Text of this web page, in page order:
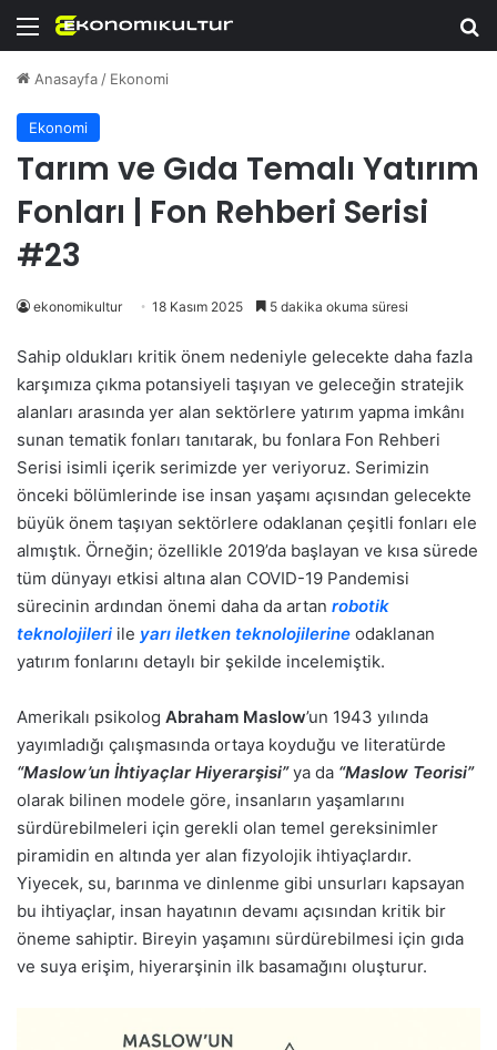
Menü
Anasayfa/ Ekonomi
Ekonomi
Tarım ve Gıda Temalı Yatırım
Fonları | Fon Rehberi Serisi
#23
ekonomikultur 18 Kasım 2025 5 dakika okuma süresi
Sahip oldukları kritik önem nedeniyle gelecekte daha fazla
karşımıza çıkma potansiyeli taşıyan ve geleceğin stratejik
alanları arasında yer alan sektörlere yatırım yapma imkânı
sunan tematik fonları tanıtarak, bu fonlara Fon Rehberi
Serisi isimli içerik serimizde yer veriyoruz. Serimizin
önceki bölümlerinde ise insan yaşamı açısından gelecekte
büyük önem taşıyan sektörlere odaklanan çeşitli fonları ele
almıştık. Örneğin; özellikle 2019’da başlayan ve kısa sürede
tüm dünyayı etkisi altına alan COVID-19 Pandemisi
sürecinin ardından önemi daha da artan robotik
teknolojileri ile yarı iletken teknolojilerine odaklanan
yatırım fonlarını detaylı bir şekilde incelemiştik.
Amerikalı psikolog Abraham Maslow’un 1943 yılında
yayımladığı çalışmasında ortaya koyduğu ve literatürde
“Maslow’un İhtiyaçlar Hiyerarşisi”ya da “Maslow Teorisi”
olarak bilinen modele göre, insanların yaşamlarını
sürdürebilmeleri için gerekli olan temel gereksinimler
piramidin en altında yer alan fizyolojik ihtiyaçlardır.
Yiyecek, su, barınma ve dinlenme gibi unsurları kapsayan
bu ihtiyaçlar, insan hayatının devamı açısından kritik bir
öneme sahiptir. Bireyin yaşamını sürdürebilmesi için gıda
ve suya erişim, hiyerarşinin ilk basamağını oluşturur.